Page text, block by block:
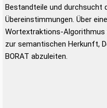
Bestandteile und durchsucht
Übereinstimmungen. Über
Wortextraktions-
zur semantischen Herkunft,
BORAT abzuleiten.